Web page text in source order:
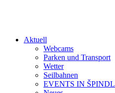
Aktuell
Webcams
Parken und Transport
Wetter
Seilbahnen
EVENTS IN ŠPINDL